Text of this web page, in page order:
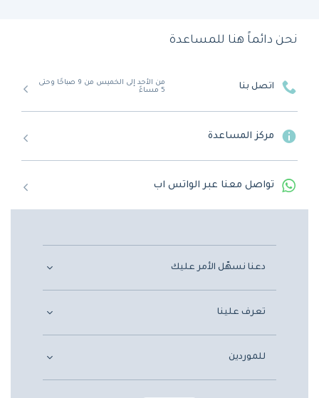
نحن دائماً هنا للمساعدة
اتصل بنا
من الأحد إلى الخميس من 9 صباحًا وحتى
5 مساءً
مركز المساعدة
تواصل معنا عبر الواتس اب
دعنا نسهّل الأمر عليك
تعرف علينا
للموردين